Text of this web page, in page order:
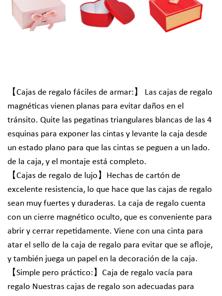
【Cajas de regalo fáciles de armar:】 Las cajas de regalo
magnéticas vienen planas para evitar daños en el
tránsito. Quite las pegatinas triangulares blancas de las 4
esquinas para exponer las cintas y levante la caja desde
un estado plano para que las cintas se peguen a un lado.
de la caja, y el montaje está completo.
【Cajas de regalo de lujo】Hechas de cartón de
excelente resistencia, lo que hace que las cajas de regalo
sean muy fuertes y duraderas. La caja de regalo cuenta
con un cierre magnético oculto, que es conveniente para
abrir y cerrar repetidamente. Viene con una cinta para
atar el sello de la caja de regalo para evitar que se afloje,
y también juega un papel en la decoración de la caja.
【Simple pero práctico:】Caja de regalo vacía para
regalo Nuestras cajas de regalo son adecuadas para